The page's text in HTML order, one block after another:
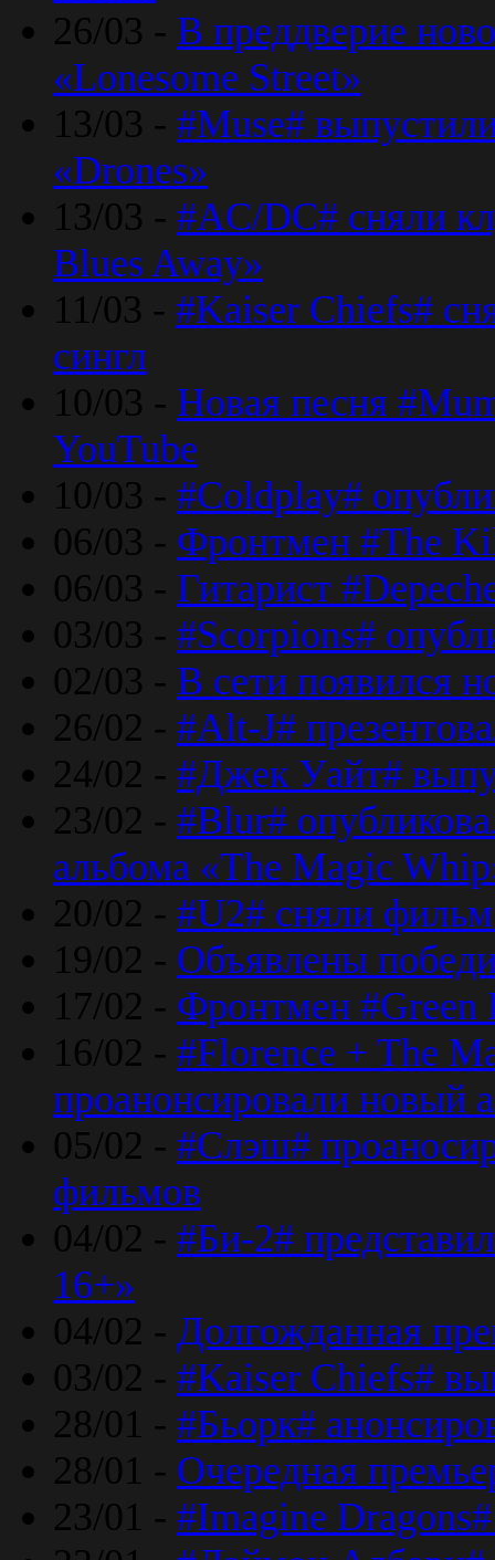
26/03 - В преддверие
«Lonesome Street»
13/03 - #Muse#
«Drones»
13/03 - #AC/DC# сняли
Blues Away»
11/03 - #Kaiser Chiefs#
сингл
10/03 - Новая песня
YouTube
10/03 - #Coldplay#
06/03 - Фронтмен #The
06/03 - Гитарист
03/03 - #Scorpions#
02/03 - В сети появился
26/02 - #Alt-J#
24/02 - #Джек Уайт#
23/02 - #Blur#
альбома «The Magic
20/02 - #U2# сняли
19/02 - Объявлены
17/02 - Фронтмен #Green
16/02 - #Florence + The
проанонсировали новый
05/02 - #Слэш#
фильмов
04/02 - #Би-2#
16+»
04/02 - Долгожданная
03/02 - #Kaiser Chiefs#
28/01 - #Бьорк#
28/01 - Очередная
23/01 - #Imagine